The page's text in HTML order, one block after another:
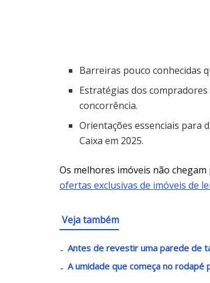
Barreiras pouco conhecidas
Estratégias dos
concorrência.
Orientações essenciais para
Caixa em 2025.
Os melhores imóveis não
ofertas exclusivas de imóveis de
Veja também
Antes de revestir uma parede de
A umidade que começa no